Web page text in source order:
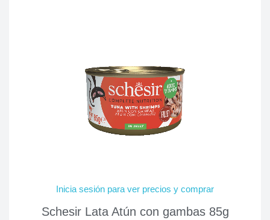
Inicia sesión para ver precios y comprar
Schesir Lata Atún con gambas 85g